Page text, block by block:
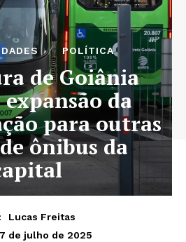
POLÍTICA
de Goiânia
da
para outras
ônibus da
Lucas Freitas
7 de julho de 2025